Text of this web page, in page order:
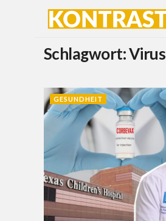
Schlagwort:Virus
GESUNDHEIT